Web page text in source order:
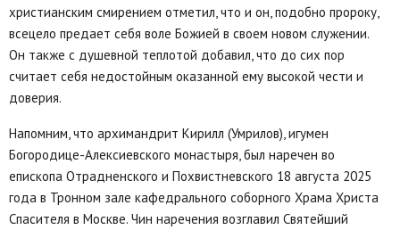
христианским смирением отметил, что и он, подобно пророку,
всецело предает себя воле Божией в своем новом служении.
Он также с душевной теплотой добавил, что до сих пор
считает себя недостойным оказанной ему высокой чести и
доверия.
Напомним, что архимандрит Кирилл (Умрилов), игумен
Богородице-Алексиевского монастыря, был наречен во
епископа Отрадненского и Похвистневского 18 августа 2025
года в Тронном зале кафедрального соборного Храма Христа
Спасителя в Москве. Чин наречения возглавил Святейший